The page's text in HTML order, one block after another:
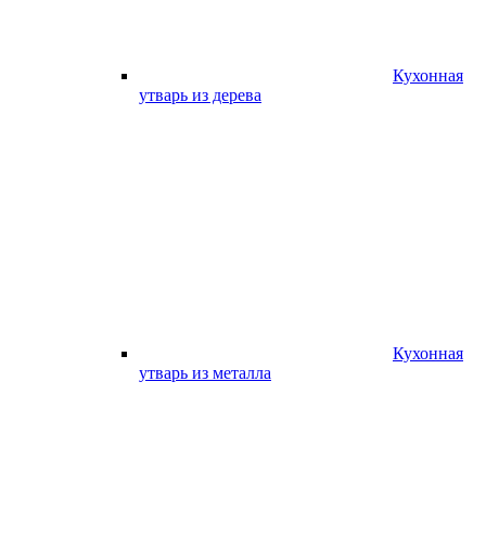
Кухонная
утварь из дерева
Кухонная
утварь из металла